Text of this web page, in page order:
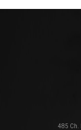
485 Ch.